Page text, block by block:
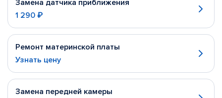
Замена датчика приближения
1 290 ₽
Ремонт материнской платы
Узнать цену
Замена передней камеры